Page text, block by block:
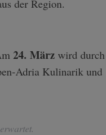
der Region.
24. März wird durch
Adria Kulinarik und